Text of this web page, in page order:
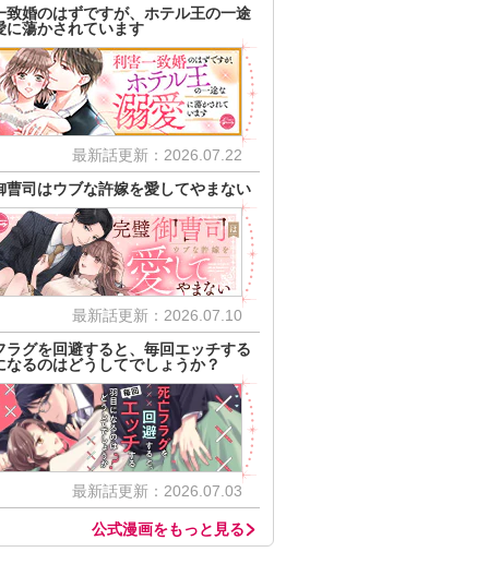
致婚のはずですが、ホテル王の一途
に蕩かされています
最新話更新：2026.07.22
曹司はウブな許嫁を愛してやまない
最新話更新：2026.07.10
ラグを回避すると、毎回エッチする
なるのはどうしてでしょうか？
最新話更新：2026.07.03
公式漫画をもっと見る